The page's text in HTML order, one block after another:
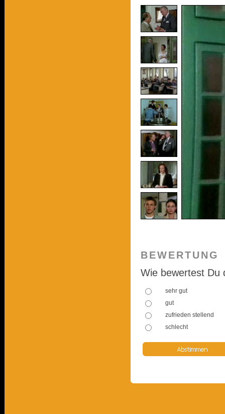
BEWERTUNG
Wie bewertest Du
sehr gut
gut
zufrieden stellend
schlecht